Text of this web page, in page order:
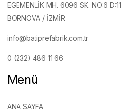
EGEMENLIK MH. 6096 SK. NO:6 D:11
BORNOVA / İZMIR
info@batiprefabrik.com.tr
0 (232) 486 11 66
Menü
ANA SAYFA